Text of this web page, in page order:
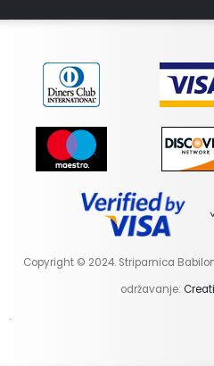
Copyright © 2024. Striparnica
održavanje:
.